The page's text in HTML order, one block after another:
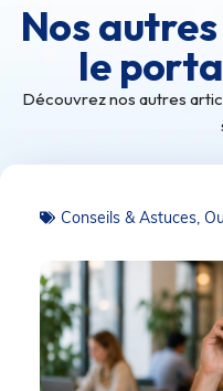
Nos
le
Découvrez nos autres
Conseils & Astuces,